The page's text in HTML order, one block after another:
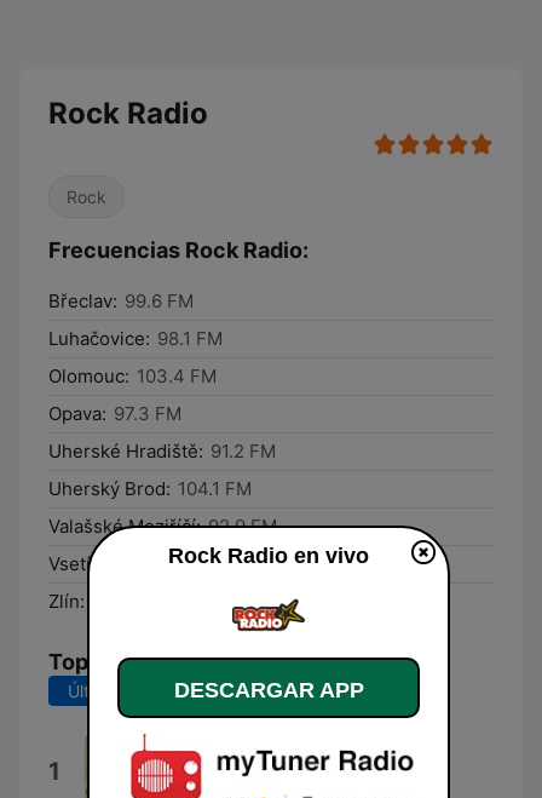
Rock Radio
Rock
Frecuencias Rock Radio:
Břeclav: 99.6 FM
Luhačovice: 98.1 FM
Olomouc: 103.4 FM
Opava: 97.3 FM
Uherské Hradiště: 91.2 FM
Uherský Brod: 104.1 FM
Valašské Meziříčí: 92.9 FM
Vsetín:
95.6 FM
Zlín:
Top Canciones
Últimos 7 días Últimos 30 días
1 Floaty
Foo Fighters
Rock Radio en vivo
DESCARGAR APP